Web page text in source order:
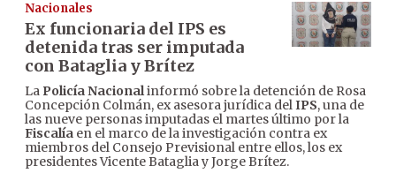
Nacionales
Ex funcionaria del IPS es
detenida tras ser imputada
con Bataglia y Brítez
La Policía Nacionalinformó sobre la detención de Rosa
Concepción Colmán, ex asesora jurídica delIPS, una de
las nueve personas imputadas el martes último por la
Fiscalía en el marco de la investigación contra ex
miembros del Consejo Previsional entre ellos, los ex
presidentes Vicente Bataglia y Jorge Brítez.